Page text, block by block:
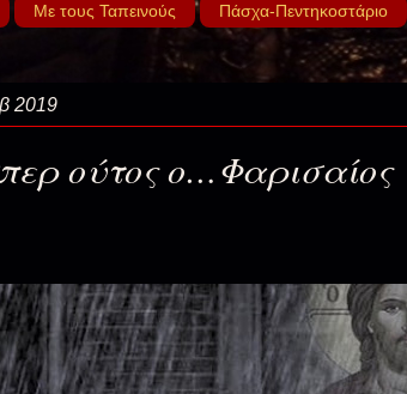
εικόνισμα χωρίς τον αδελφό μου...!(Πέτρου
ψυχής...
του Παραδείσου...
Με τους Ταπεινούς Πάσχα-Πεντηκοστάριο
2019
ούτος ο…Φαρισαίος